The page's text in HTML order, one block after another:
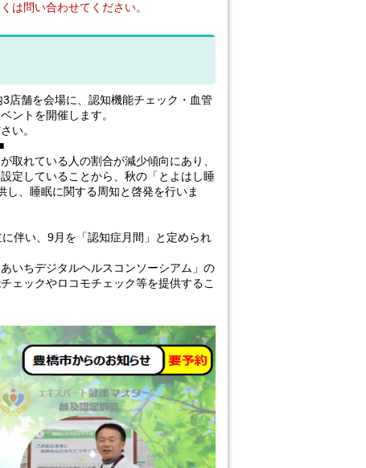
は問い合わせてください。
店舗を会場に、認知機能チェック・血管
ントを開催します。
い。
れている人の割合が減少傾向にあり、
定していることから、秋の「とよはし睡
、睡眠に関する周知と啓発を行いま
伴い、9月を「認知症月間」と定められ
いちデジタルヘルスコンソーシアム」の
ェックやロコモチェック等を提供するこ